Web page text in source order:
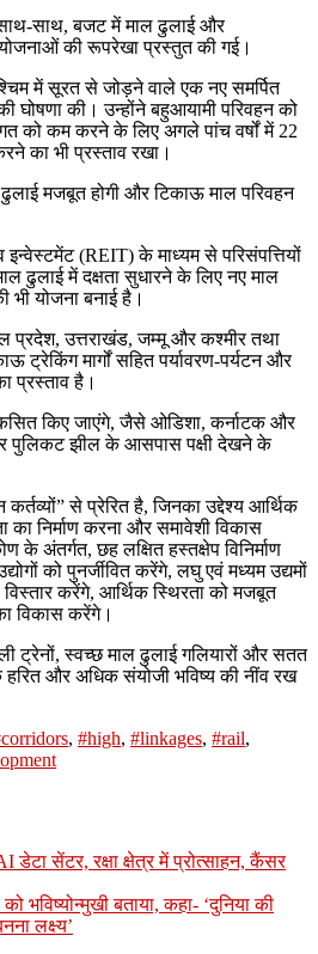
साथ, बजट में माल ढुलाई और
की रूपरेखा प्रस्तुत की गई।
में सूरत से जोड़ने वाले एक नए समर्पित
घोषणा की। उन्होंने बहुआयामी परिवहन को
को कम करने के लिए अगले पांच वर्षों में 22
का भी प्रस्ताव रखा।
मजबूत होगी और टिकाऊ माल परिवहन
(REIT) के माध्यम से परिसंपत्तियों
ढुलाई में दक्षता सुधारने के लिए नए माल
भी योजना बनाई है।
प्रदेश, उत्तराखंड, जम्मू और कश्मीर तथा
ट्रेकिंग मार्गों सहित पर्यावरण-पर्यटन और
प्रस्ताव है।
किए जाएंगे, जैसे ओडिशा, कर्नाटक और
झील के आसपास पक्षी देखने के
से प्रेरित है, जिनका उद्देश्य आर्थिक
का निर्माण करना और समावेशी विकास
के अंतर्गत, छह लक्षित हस्तक्षेप विनिर्माण
को पुनर्जीवित करेंगे, लघु एवं मध्यम उद्यमों
विस्तार करेंगे, आर्थिक स्थिरता को मजबूत
विकास करेंगे।
ट्रेनों, स्वच्छ माल ढुलाई गलियारों और सतत
और अधिक संयोजी भविष्य की नींव रख
, #high, #linkages, #rail,
डेटा सेंटर, रक्षा क्षेत्र में प्रोत्साहन, कैंसर
भविष्योन्मुखी बताया, कहा- ‘दुनिया की
लक्ष्य’